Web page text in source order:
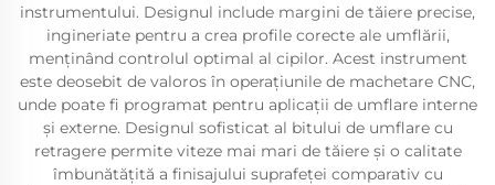
instrumentului. Designul include margini de tăiere precise,
ingineriate pentru a crea profile corecte ale umflării,
menținând controlul optimal al cipilor. Acest instrument
este deosebit de valoros în operațiunile de machetare CNC,
unde poate fi programat pentru aplicații de umflare interne
și externe. Designul sofisticat al bitului de umflare cu
retragere permite viteze mai mari de tăiere și o calitate
îmbunătățită a finisajului suprafeței comparativ cu